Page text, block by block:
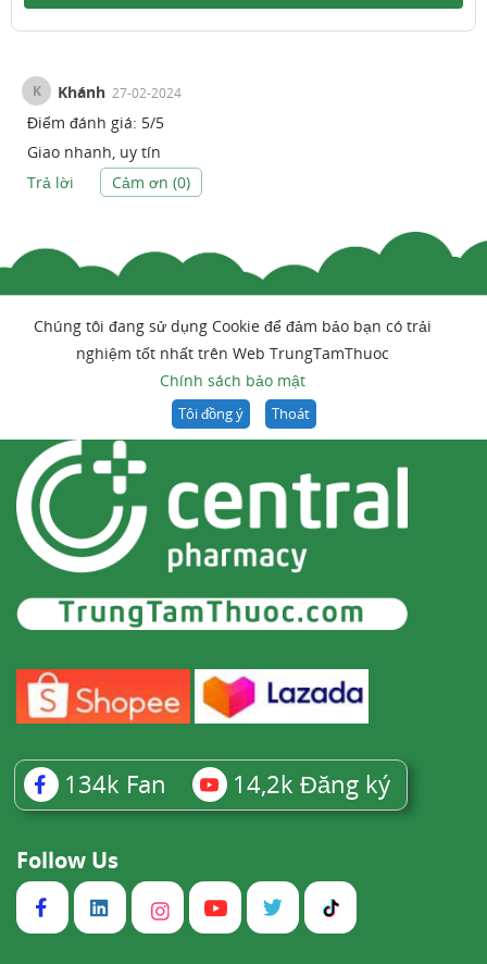
K Khánh 27-02-2024
Điểm đánh giá: 5/5
Giao nhanh, uy tín
Trả lời
Cảm ơn (0)
Chúng tôi đang sử dụng Cookie để đảm bảo bạn có trải
nghiệm tốt nhất trên Web TrungTamThuoc
Chính sách bảo mật
Tôi đồng ý Thoát
134k Fan 14,2k Đăng ký
Follow Us